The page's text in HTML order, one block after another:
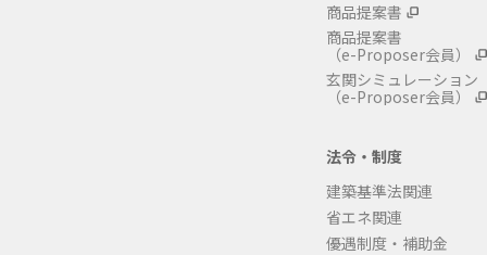
商品提案書
商品提案書
（e-Proposer会員）
玄関シミュレーション
（e-Proposer会員）
法令・制度
建築基準法関連
省エネ関連
優遇制度・補助金